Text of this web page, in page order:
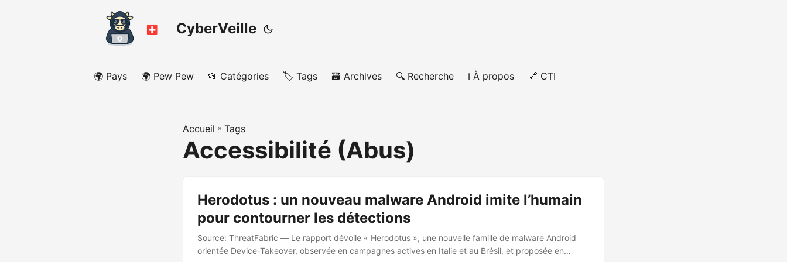
CyberVeille
🌍 Pays 🌍 Pew Pew 📂 Catégories 🏷️ Tags 🗃️ Archives 🔍 Recherche ℹ️ À propos 🔗 CTI
Accueil » Tags
Accessibilité (Abus)
Herodotus : un nouveau malware Android imite l’humain
pour contourner les détections
Source: ThreatFabric — Le rapport dévoile « Herodotus », une nouvelle famille de malware Android
orientée Device-Takeover, observée en campagnes actives en Italie et au Brésil, et proposée en